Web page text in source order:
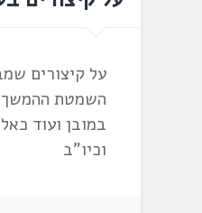
על קיצורים
השמטת ההמשך
במובן ועוד
וכיו"ב